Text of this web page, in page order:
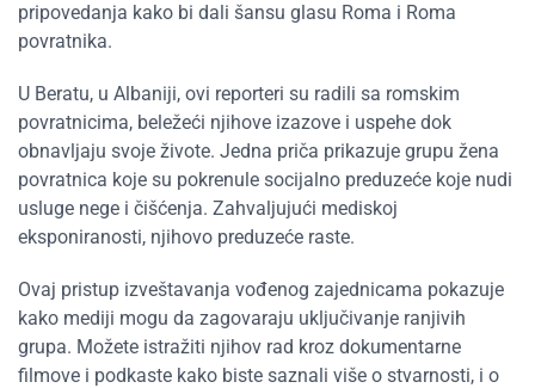
pripovedanja kako bi dali šansu glasu Roma i Roma
povratnika.
U Beratu, u Albaniji, ovi reporteri su radili sa romskim
povratnicima, beležeći njihove izazove i uspehe dok
obnavljaju svoje živote. Jedna priča prikazuje grupu žena
povratnica koje su pokrenule socijalno preduzeće koje nudi
usluge nege i čišćenja. Zahvaljujući mediskoj
eksponiranosti, njihovo preduzeće raste.
Ovaj pristup izveštavanja vođenog zajednicama pokazuje
kako mediji mogu da zagovaraju uključivanje ranjivih
grupa. Možete istražiti njihov rad kroz dokumentarne
filmove i podkaste kako biste saznali više o stvarnosti, i o